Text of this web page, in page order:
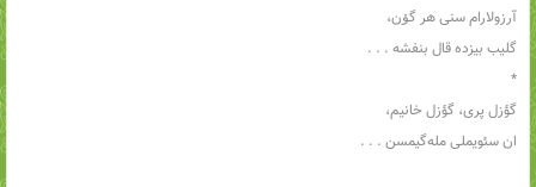
آرزولارام سنی هر گۆن،
گلیب بیزده قال بنفشه . . .
*
گؤزل پری، گؤزل خانیم،
ان سئویملی مله‌گیمسن . . .